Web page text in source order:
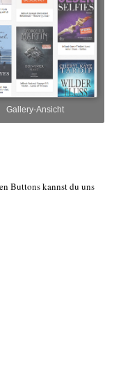
Gallery-Ansicht
Buttons kannst du uns